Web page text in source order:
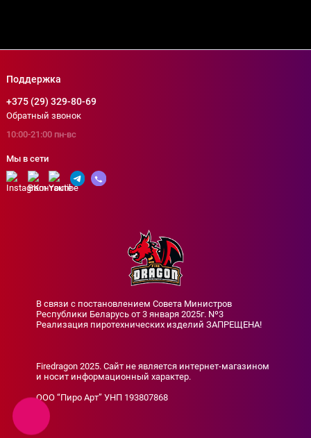
В связи с постановлением Совета Министров
Республики Беларусь от 3 января 2025г. Nº3
Реализация пиротехнических изделий ЗАПРЕЩЕНА!
Firedragon 2025. Сайт не является интернет-магазином
и носит информационный характер.
ООО “Пиро Арт” УНП 193807868
Поддержка
+375 (29) 329-80-69
Обратный звонок
10:00-21:00 пн-вс
Мы в сети